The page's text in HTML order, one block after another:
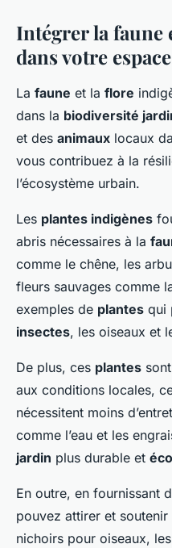
Intégrer la faune
dans votre
La faune et la flore
dans la biodiversité
et des animaux locaux
vous contribuez à la
l’écosystème urbain.
Les plantes indigènes
abris nécessaires à la
comme le chêne, les
fleurs sauvages comme
exemples de plantes qui
insectes, les oiseaux et
De plus, ces plantes
aux conditions locales,
nécessitent moins
comme l’eau et les
jardin plus durable et
En outre, en fournissant
pouvez attirer et soutenir
nichoirs pour oiseaux,